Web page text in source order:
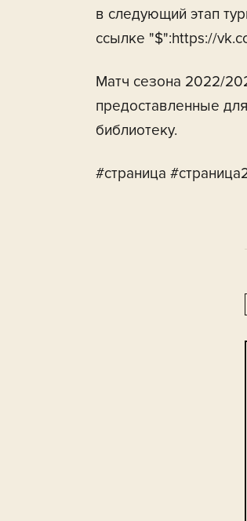
в следующий этап
ссылке "$":https://
Матч сезона 2022/
предоставленные
библиотеку.
#страница